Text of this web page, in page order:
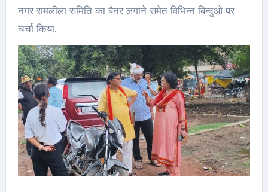
नगर रामलीला समिति का बैनर लगाने समेत विभिन्न बिन्दुओ पर
चर्चा किया.